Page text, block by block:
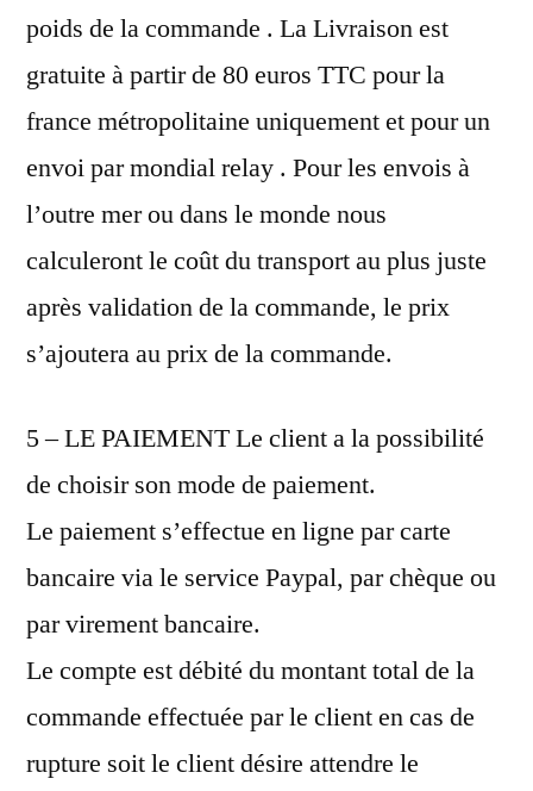
poids de la commande . La Livraison est
gratuite à partir de 80 euros TTC pour la
france métropolitaine uniquement et pour un
envoi par mondial relay . Pour les envois à
l’outre mer ou dans le monde nous
calculeront le coût du transport au plus juste
après validation de la commande, le prix
s’ajoutera au prix de la commande.
5 – LE PAIEMENT Le client a la possibilité
de choisir son mode de paiement.
Le paiement s’effectue en ligne par carte
bancaire via le service Paypal, par chèque ou
par virement bancaire.
Le compte est débité du montant total de la
commande effectuée par le client en cas de
rupture soit le client désire attendre le